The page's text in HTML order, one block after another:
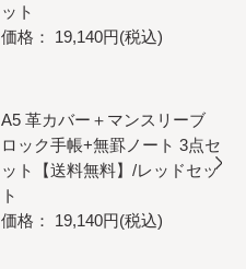
ット
価格： 19,140円(税込)
A5 革カバー＋マンスリーブ
ロック手帳+無罫ノート 3点セ
ット【送料無料】/レッドセッ
ト
価格： 19,140円(税込)